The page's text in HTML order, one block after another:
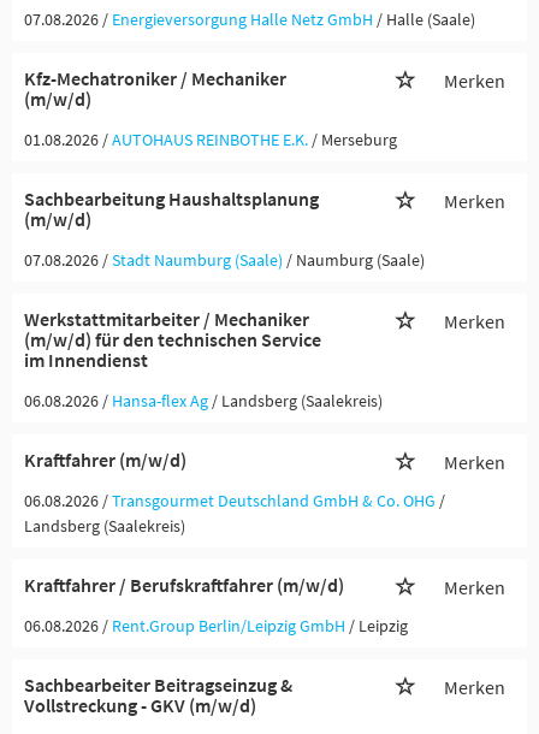
07.08.2026 / Energieversorgung Halle Netz GmbH / Halle (Saale)
Kfz-Mechatroniker / Mechaniker
(m/w/d)
Merken
01.08.2026 /AUTOHAUS REINBOTHE E.K. / Merseburg
Sachbearbeitung Haushaltsplanung
(m/w/d)
Merken
07.08.2026 /Stadt Naumburg (Saale) / Naumburg (Saale)
Werkstattmitarbeiter / Mechaniker
(m/w/d) für den technischen Service
im Innendienst
Merken
06.08.2026 / Hansa-flex Ag / Landsberg (Saalekreis)
Kraftfahrer (m/w/d) Merken
06.08.2026 /Transgourmet Deutschland GmbH & Co. OHG /
Landsberg (Saalekreis)
Kraftfahrer / Berufskraftfahrer (m/w/d) Merken
06.08.2026 / Rent.Group Berlin/Leipzig GmbH / Leipzig
Sachbearbeiter Beitragseinzug &
Vollstreckung - GKV (m/w/d)
Merken